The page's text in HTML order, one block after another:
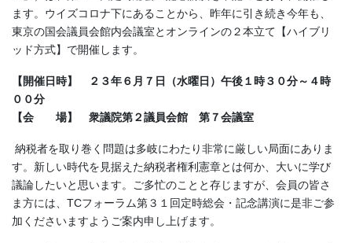
ます。ウイズコロナ下にあることから、昨年に引き続き今年も、
東京の国会議員会館内会議室とオンラインの２本立て【ハイブリ
ッド方式】で開催します。
【開催日時】 ２３年６月７日（水曜日）午後１時３０分～４時
００分
【会 場】 衆議院第２議員会館 第７会議室
納税者を取り巻く問題は多岐にわたり非常に厳しい局面にありま
す。新しい時代を見据えた納税者権利憲章とは何か、大いに学び
議論したいと思います。ご多忙のことと存じますが、会員の皆さ
ま方には、TCフォーラム第３１回定時総会・記念講演に是非ご参
加くださいますようご案内申し上げます。